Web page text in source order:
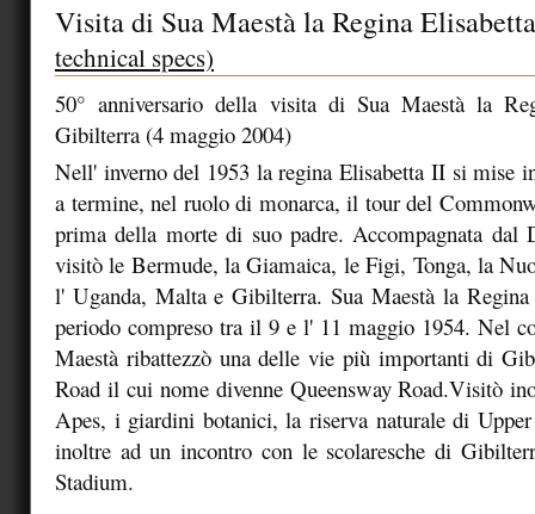
Visita di Sua Maestà la Regina
technical specs)
50° anniversario della visita di Sua Maestà la
Gibilterra (4 maggio 2004)
Nell' inverno del 1953 la regina Elisabetta II si mise
a termine, nel ruolo di monarca, il tour del
prima della morte di suo padre. Accompagnata dal
visitò le Bermude, la Giamaica, le Figi, Tonga, la
l' Uganda, Malta e Gibilterra. Sua Maestà la
periodo compreso tra il 9 e l' 11 maggio 1954. Nel
Maestà ribattezzò una delle vie più importanti di
Road il cui nome divenne Queensway Road.Visitò
Apes, i giardini botanici, la riserva naturale di Upper
inoltre ad un incontro con le scolaresche di
Stadium.